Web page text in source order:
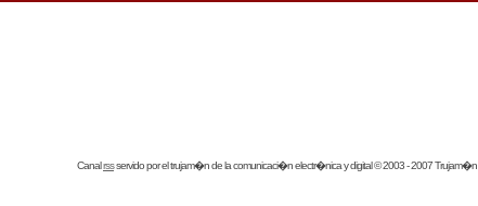
Canalrssservido por eltrujam�nde la comunicaci�n electr�nica y digital © 2003 - 2007 Trujam�n